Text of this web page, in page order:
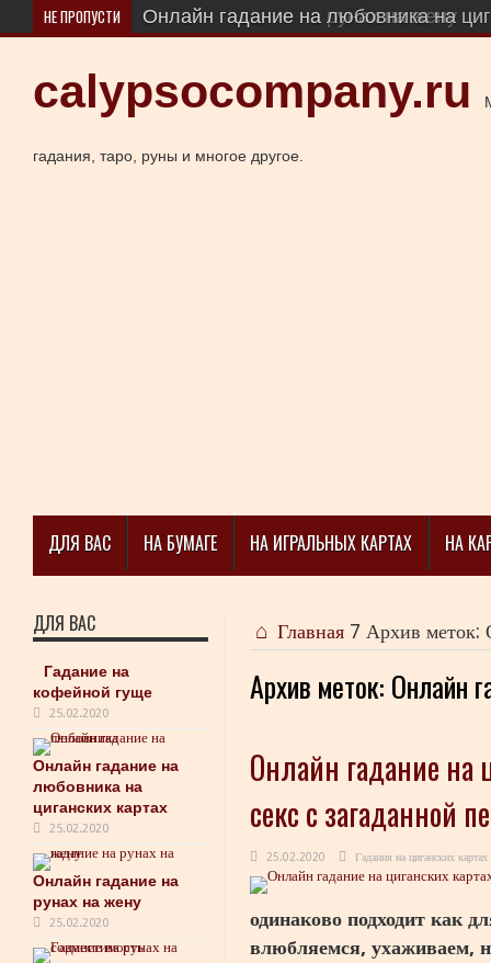
НЕ ПРОПУСТИ Онлайн гадание на любовника на
Онлайн гадание на рунах на жену
calypsocompany.ru
гадания, таро, руны и многое другое.
ДЛЯ ВАС НА БУМАГЕ НА ИГРАЛЬНЫХ КАРТАХ НА
Главная 7 Архив меток:
Архив меток: Онлайн
Онлайн гадание на
секс с загаданной
25.02.2020 Гадания на циганских картах
одинаково подходит как
влюбляемся, ухаживаем,
ДЛЯ ВАС
Гадание на
кофейной гуще
25.02.2020
Онлайн гадание на
любовника на
циганских картах
25.02.2020
Онлайн гадание на
рунах на жену
25.02.2020